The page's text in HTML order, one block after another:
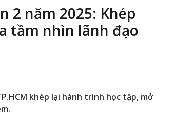
2 năm 2025: Khép
tầm nhìn lãnh đạo
khép lại hành trình học tập, mở